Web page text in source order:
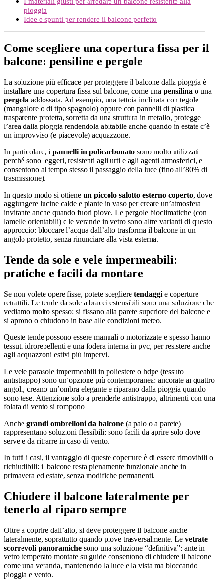
pioggia
Idee e spunti per rendere il balcone perfetto
Come scegliere una copertura fissa per il
balcone: pensiline e pergole
La soluzione più efficace per proteggere il balcone dalla pioggia è
installare una copertura fissa sul balcone, come una pensilina o una
pergola addossata. Ad esempio, una tettoia inclinata con tegole
(mangalore o di tipo spagnolo) oppure con pannelli di plastica
trasparente protetta, sorretta da una struttura in metallo, protegge
l’area dalla pioggia rendendola abitabile anche quando in estate c’è
un improvviso (e piacevole) acquazzone.
In particolare, i pannelli in policarbonato sono molto utilizzati
perché sono leggeri, resistenti agli urti e agli agenti atmosferici, e
consentono al tempo stesso il passaggio della luce (fino all’80% di
trasmissione).
In questo modo si ottiene un piccolo salotto esterno coperto, dove
aggiungere lucine calde e piante in vaso per creare un’atmosfera
invitante anche quando fuori piove. Le pergole bioclimatiche (con
lamelle orientabili) e le verande in vetro sono altre varianti di questo
approccio: bloccare l’acqua dall’alto trasforma il balcone in un
angolo protetto, senza rinunciare alla vista esterna.
Tende da sole e vele impermeabili:
pratiche e facili da montare
Se non volete opere fisse, potete scegliere tendaggi e coperture
retrattili. Le tende da sole a bracci estensibili sono una soluzione che
vediamo molto spesso: si fissano alla parete superiore del balcone e
si aprono o chiudono in base alle condizioni meteo.
Queste tende possono essere manuali o motorizzate e spesso hanno
tessuti idrorepellenti e una fodera interna in pvc, per resistere anche
agli acquazzoni estivi più impervi.
Le vele parasole impermeabili in poliestere o hdpe (tessuto
antistrappo) sono un’opzione più contemporanea: ancorate ai quattro
angoli, creano un’ombra elegante e riparano dalla pioggia quando
sono tese. Attenzione solo a prenderle antistrappo, altrimenti con una
folata di vento si rompono
Anche grandi ombrelloni da balcone (a palo o a parete)
rappresentano soluzioni flessibili: sono facili da aprire solo dove
serve e da ritrarre in caso di vento.
In tutti i casi, il vantaggio di queste coperture è di essere rimovibili o
richiudibili: il balcone resta pienamente funzionale anche in
primavera ed estate, senza modifiche permanenti.
Chiudere il balcone lateralmente per
tenerlo al riparo sempre
Oltre a coprire dall’alto, si deve proteggere il balcone anche
lateralmente, soprattutto quando piove trasversalmente. Le vetrate
scorrevoli panoramiche sono una soluzione “definitiva”: ante in
vetro temperato montate su guide consentono di chiudere il balcone
come una veranda, mantenendo la luce e la vista ma bloccando
pioggia e vento.